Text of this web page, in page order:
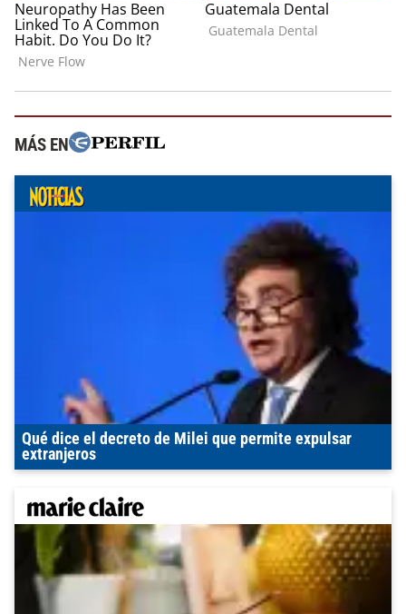
MÁS EN
Qué dice el decreto de Milei que permite expulsar
extranjeros